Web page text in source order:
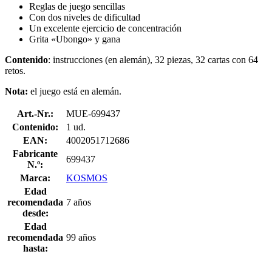
Reglas de juego sencillas
Con dos niveles de dificultad
Un excelente ejercicio de concentración
Grita «Ubongo» y gana
Contenido: instrucciones (en alemán), 32 piezas, 32 cartas con 64
retos.
Nota: el juego está en alemán.
Art.-Nr.:
MUE-699437
Contenido:
1 ud.
EAN:
4002051712686
Fabricante
N.º:
699437
Marca:
KOSMOS
Edad
recomendada
desde:
7 años
Edad
recomendada
hasta:
99 años